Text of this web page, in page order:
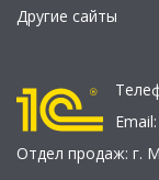
Другие сайты
Email:
Отдел продаж: г.